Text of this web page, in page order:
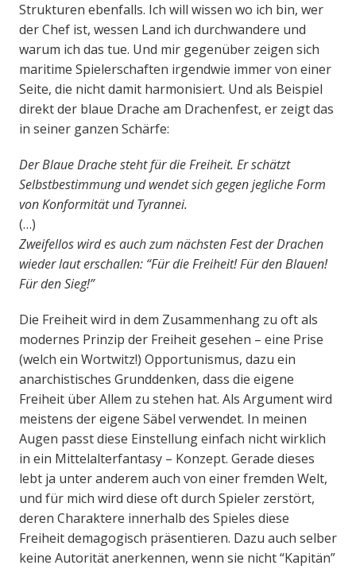
Strukturen ebenfalls. Ich will wissen wo ich bin, wer
der Chef ist, wessen Land ich durchwandere und
warum ich das tue. Und mir gegenüber zeigen sich
maritime Spielerschaften irgendwie immer von einer
Seite, die nicht damit harmonisiert. Und als Beispiel
direkt der blaue Drache am Drachenfest, er zeigt das
in seiner ganzen Schärfe:
Der Blaue Drache steht für die Freiheit. Er schätzt
Selbstbestimmung und wendet sich gegen jegliche Form
von Konformität und Tyrannei.
(…)
Zweifellos wird es auch zum nächsten Fest der Drachen
wieder laut erschallen: “Für die Freiheit! Für den Blauen!
Für den Sieg!”
Die Freiheit wird in dem Zusammenhang zu oft als
modernes Prinzip der Freiheit gesehen – eine Prise
(welch ein Wortwitz!) Opportunismus, dazu ein
anarchistisches Grunddenken, dass die eigene
Freiheit über Allem zu stehen hat. Als Argument wird
meistens der eigene Säbel verwendet. In meinen
Augen passt diese Einstellung einfach nicht wirklich
in ein Mittelalterfantasy – Konzept. Gerade dieses
lebt ja unter anderem auch von einer fremden Welt,
und für mich wird diese oft durch Spieler zerstört,
deren Charaktere innerhalb des Spieles diese
Freiheit demagogisch präsentieren. Dazu auch selber
keine Autorität anerkennen, wenn sie nicht “Kapitän”